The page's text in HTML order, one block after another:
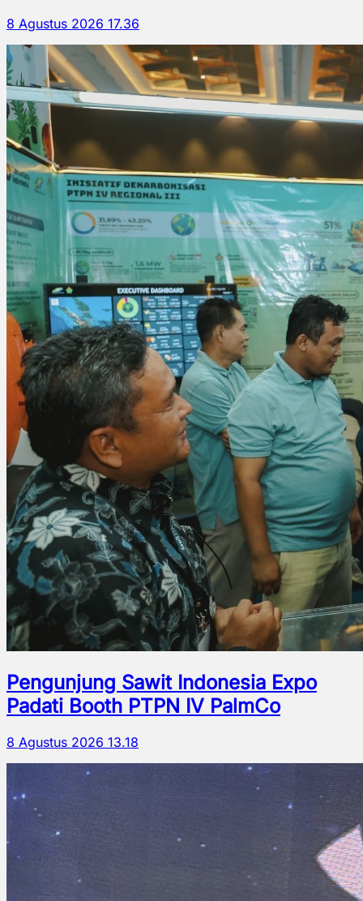
8 Agustus 2026 17.36
Pengunjung Sawit Indonesia Expo
Padati Booth PTPN IV PalmCo
8 Agustus 2026 13.18